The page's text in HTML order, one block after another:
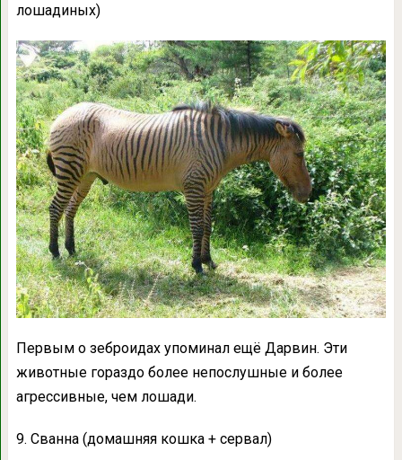
лошадиных)
Первым о зеброидах упоминал ещё Дарвин. Эти
животные гораздо более непослушные и более
агрессивные, чем лошади.
9. Сванна (домашняя кошка + сервал)